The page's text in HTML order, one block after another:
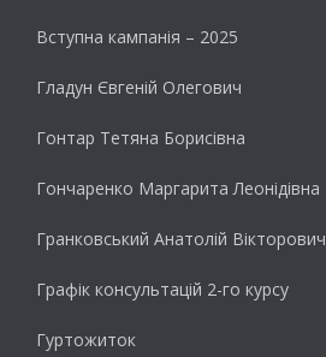
Вступна кампанія – 2025
Гладун Євгеній Олегович
Гонтар Тетяна Борисівна
Гончаренко Маргарита Леонідівна
Гранковський Анатолій Вікторович
Графік консультацій 2-го курсу
Гуртожиток